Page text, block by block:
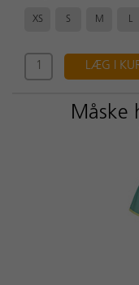
XS S M L
LÆG I
Måske